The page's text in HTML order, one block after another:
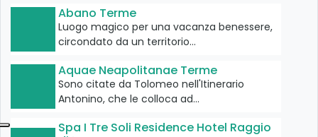
Abano Terme
Luogo magico per una vacanza benessere,
circondato da un territorio…
Aquae Neapolitanae Terme
Sono citate da Tolomeo nell'Itinerario
Antonino, che le colloca ad…
Spa I Tre Soli Residence Hotel Raggio